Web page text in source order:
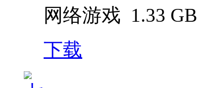
网络游戏 1.33 GB
下载